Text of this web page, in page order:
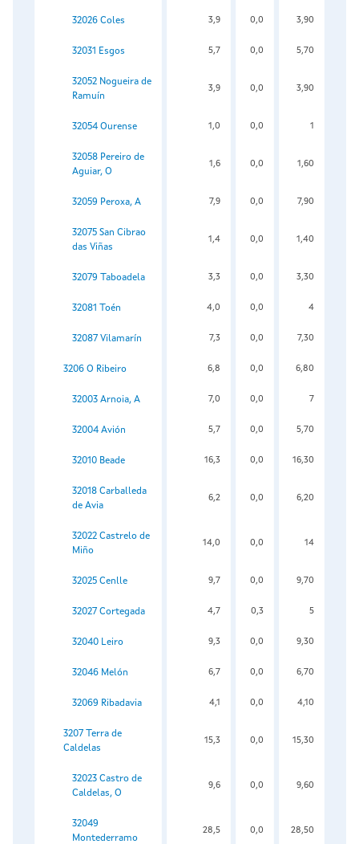
32026 Coles 3,9 0,0 3,90
32031 Esgos 5,7 0,0 5,70
32052 Nogueira de
Ramuín
3,9 0,0 3,90
32054 Ourense 1,0 0,0 1
32058 Pereiro de
Aguiar, O
1,6 0,0 1,60
32059 Peroxa, A 7,9 0,0 7,90
32075 San Cibrao
das Viñas
1,4 0,0 1,40
32079 Taboadela 3,3 0,0 3,30
32081 Toén 4,0 0,0 4
32087 Vilamarín 7,3 0,0 7,30
3206 O Ribeiro 6,8 0,0 6,80
32003 Arnoia, A 7,0 0,0 7
32004 Avión 5,7 0,0 5,70
32010 Beade 16,3 0,0 16,30
32018 Carballeda
de Avia
6,2 0,0 6,20
32022 Castrelo de
Miño
14,0 0,0 14
32025 Cenlle 9,7 0,0 9,70
32027 Cortegada 4,7 0,3 5
32040 Leiro 9,3 0,0 9,30
32046 Melón 6,7 0,0 6,70
32069 Ribadavia 4,1 0,0 4,10
3207 Terra de
Caldelas
15,3 0,0 15,30
32023 Castro de
Caldelas, O
9,6 0,0 9,60
32049
Montederramo
28,5 0,0 28,50